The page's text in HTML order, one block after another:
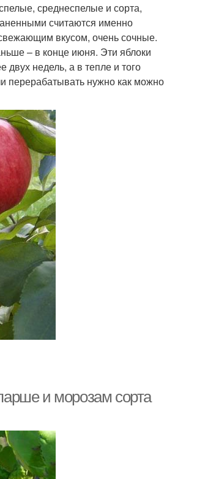
среднеспелые и сорта,
считаются именно
вкусом, очень сочные.
– в конце июня. Эти яблоки
недель, а в тепле и того
перерабатывать нужно как можно
и морозам сорта